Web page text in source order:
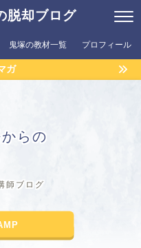
脱却ブログ
鬼塚の教材一覧 プロフィール
ガ
らの
師ブログ